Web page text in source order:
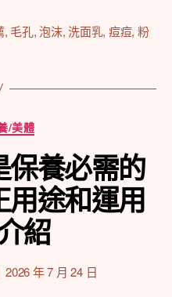
, 毛孔,泡沫,洗面乳, 痘痘, 粉
/美體
養必需的
途和運用
紹
2026 年 7 月 24 日